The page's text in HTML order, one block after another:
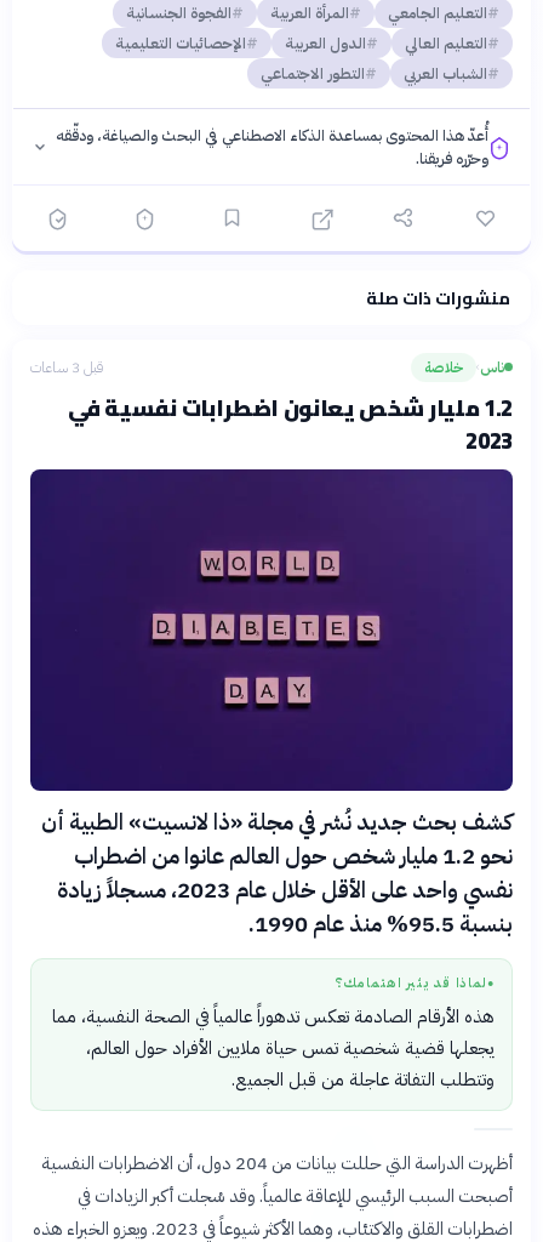
التعليم الجامعي المرأة العربية
الفجوة الجنسانية
التعليم العالي
الدول العربية
الإحصائيات التعليمية
الشباب العربي
التطور الاجتماعي
أُعدّ هذا المحتوى بمساعدة الذكاء الاصطناعي في البحث والصياغة، ودقّقه
وحرّره فريقنا.
فلسفتنا المعرفية· سياسة الذكاء الاصطناعيمنشورات ذات صلة
ناس› خلاصة قبل 3 ساعات
1.2 مليار شخص يعانون اضطرابات نفسية في
2023
كشف بحث جديد نُشر في مجلة «ذا لانسيت» الطبية أن
نحو 1.2 مليار شخص حول العالم عانوا من اضطراب
نفسي واحد على الأقل خلال عام 2023، مسجلاً زيادة
بنسبة 95.5% منذ عام 1990.
● لماذا قد يثير اهتمامك؟
هذه الأرقام الصادمة تعكس تدهوراً عالمياً في الصحة النفسية، مما
يجعلها قضية شخصية تمس حياة ملايين الأفراد حول العالم،
وتتطلب التفاتة عاجلة من قبل الجميع.
أظهرت الدراسة التي حللت بيانات من 204 دول، أن الاضطرابات النفسية
أصبحت السبب الرئيسي للإعاقة عالمياً. وقد سُجلت أكبر الزيادات في
اضطرابات القلق والاكتئاب، وهما الأكثر شيوعاً في 2023. ويعزو الخبراء هذه